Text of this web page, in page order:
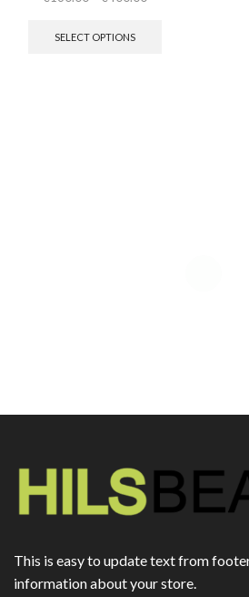
SELECT OPTIONS
This is easy to update text from
information about your store.